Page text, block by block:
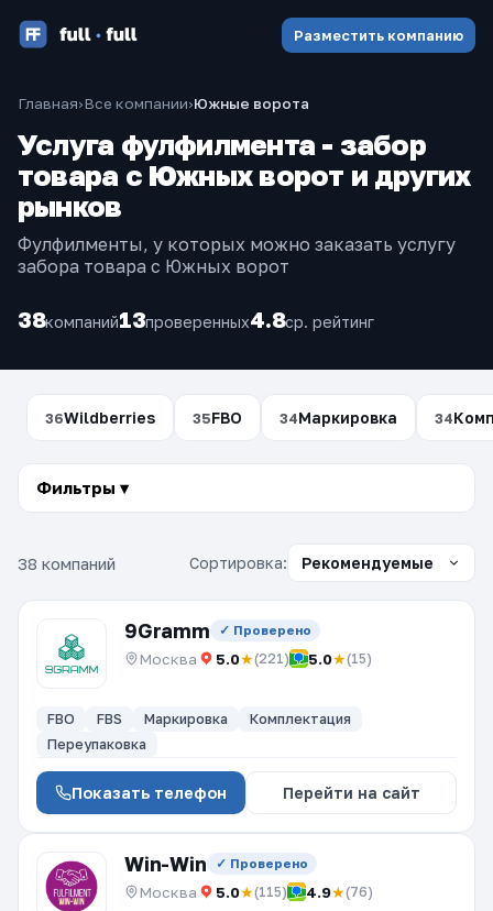
Разместить компанию
Главная›Все компании›Южные ворота
Услуга фулфилмента - забор
товара с Южных ворот и других
рынков
Фулфилменты, у которых можно заказать услугу
забора товара с Южных ворот
38компаний13проверенных4.8ср. рейтинг
36Wildberries 35FBO 34Маркировка 34
Фильтры ▾
38 компаний Сортировка:
9Gramm ✓ Проверено
Москва 5.0★(221) 5.0★(15)
FBO FBS Маркировка
Комплектация
Переупаковка
Показать телефон Перейти на сайт
Win-Win ✓ Проверено
Москва 5.0★(115) 4.9★(76)